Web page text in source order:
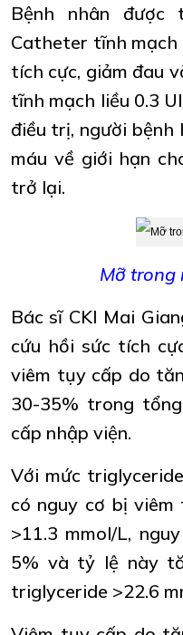
Bệnh nhân được
Catheter tĩnh
tích cực, giảm đau
tĩnh mạch liều 0.3
điều trị, người bệnh
máu về giới hạn
trở lại.
Mỡ trong
Bác sĩ CKI Mai
cứu hồi sức tích
viêm tụy cấp do
30-35% trong
cấp nhập viện.
Với mức
có nguy cơ bị
>11.3 mmol/L,
5% và tỷ lệ này
triglyceride >22.6